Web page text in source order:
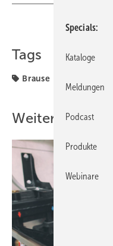
Teilen
Tags
Brause
Weitere Inhalte
Specials
Kataloge
Meldungen
Podcast
Produkte
Webinare